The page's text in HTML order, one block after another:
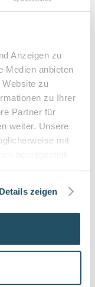
Anzeigen zu
Medien anbieten
Website zu
zu Ihrer
Partner für
weiter. Unsere
mit
Details zeigen
10€)
sie sich
eine fachärztlich
und -
wie
den